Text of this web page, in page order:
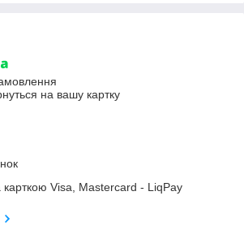
на вашу картку
Visa, Mastercard - LiqPay